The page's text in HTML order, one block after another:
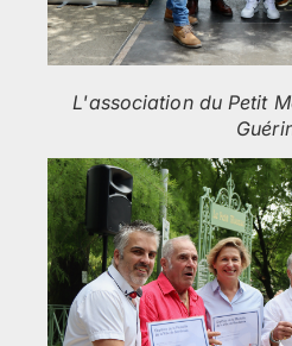
L'association du Petit